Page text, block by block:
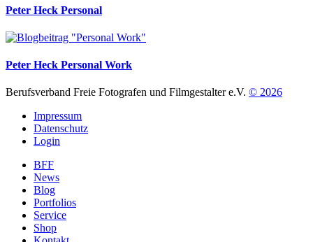
Peter Heck Personal
Peter Heck Personal Work
Berufsverband Freie Fotografen und Filmgestalter e.V. © 2026
Impressum
Datenschutz
Login
BFF
News
Blog
Portfolios
Service
Shop